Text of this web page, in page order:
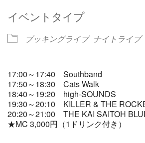
イベントタイプ
ブッキングライブ ナイトライブ
17:00～17:40 Southband
17:50～18:30 Cats Walk
18:40～19:20 high-SOUNDS
19:30～20:10 KILLER & THE
20:20～21:00 THE KAI SAITOH
★MC 3,000円（1ドリンク付き）